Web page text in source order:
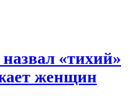
«тихий»
женщин